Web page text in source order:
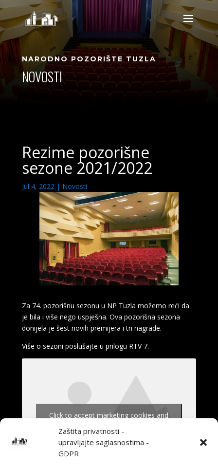
Zaštita privatnosti -
upravljajte saglasnostima -
GDPR
NARODNO POZORIŠTE TUZLA
NOVOSTI
Rezime pozorišne
sezone 2021/2022
Jul 4, 2022| Novosti
Za 74. pozorišnu sezonu u NP Tuzla možemo reći da
je bila i više nego uspješna. Ova pozorišna sezona
donijela je šest novih premijera i tri nagrade.
Više o sezoni poslušajte u prilogu RTV 7.
Click to accept marketing cookies and